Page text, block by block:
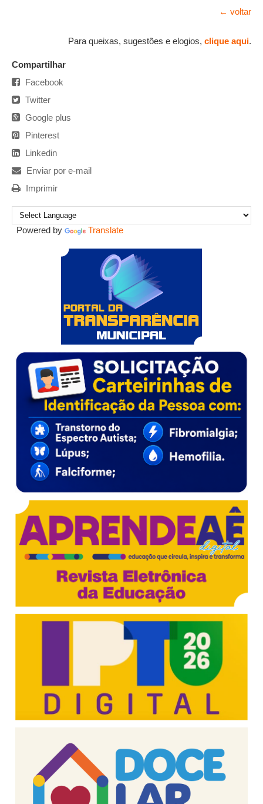
← voltar
Para queixas, sugestões e elogios, clique aqui.
Compartilhar
Facebook
Twitter
Google plus
Pinterest
Linkedin
Enviar por e-mail
Imprimir
Powered by Translate